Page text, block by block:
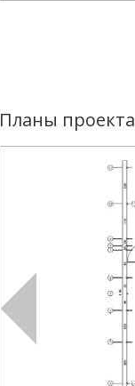
Планы проекта